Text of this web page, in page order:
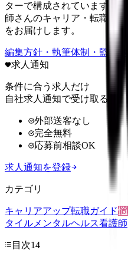
ターで構成されています。
師さんのキャリア・転職・
をお届けします。
編集方針・執筆体制・監修
求人通知
条件に合う求人だけ
自社求人通知で受け取る
外部送客なし
完全無料
応募前相談OK
求人通知を登録
カテゴリ
キャリアアップ転職ガイド
タイルメンタルヘルス看護師
目次14